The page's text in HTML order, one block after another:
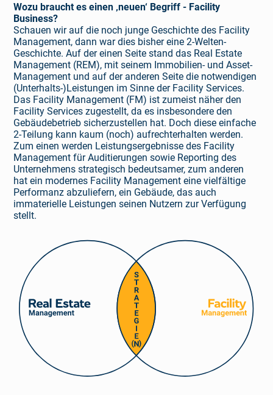
Wozu braucht es einen ‚neuen‘ Begriff - Facility
Business?
Schauen wir auf die noch junge Geschichte des Facility
Management, dann war dies bisher eine 2-Welten-
Geschichte. Auf der einen Seite stand das Real Estate
Management (REM), mit seinem Im­mobilien- und Asset-
Management und auf der anderen Seite die notwendigen
(Unterhalts-)Leistungen im Sinne der Facility Services.
Das Facility Management (FM) ist zumeist näher den
Facility Services zugestellt, da es insbesondere den
Gebäudebetrieb sicherzustellen hat. Doch diese einfache
2-Teilung kann kaum (noch) aufrechterhalten werden.
Zum einen werden Leistungsergebnisse des Facility
Management für Auditierungen sowie Reporting des
Unternehmens strategisch bedeutsamer, zum anderen
hat ein modernes Facility Management eine vielfältige
Performanz abzuliefern, ein Gebäude, das auch
immaterielle Leistungen seinen Nutzern zur Verfügung
stellt.